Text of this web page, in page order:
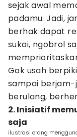
sejak awal
padamu. Jadi,
berhak dapat
sukai, ngobrol
Gak usah
sampai
berulang,
2. Inisiatif
saja
ilustrasi orang